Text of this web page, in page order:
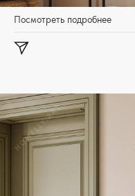
Посмотреть подробнее